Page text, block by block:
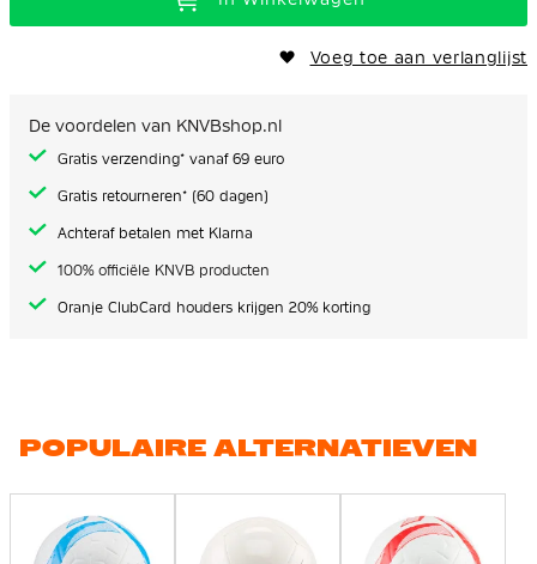
Voeg toe aan verlanglijst
De voordelen van KNVBshop.nl
Gratis verzending* vanaf 69 euro
Gratis retourneren* (60 dagen)
Achteraf betalen met Klarna
100% officiële KNVB producten
Oranje ClubCard houders krijgen 20% korting
POPULAIRE ALTERNATIEVEN